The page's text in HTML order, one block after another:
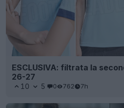
ESCLUSIVA: filtrata la
26-27
10 5 0 762 7h